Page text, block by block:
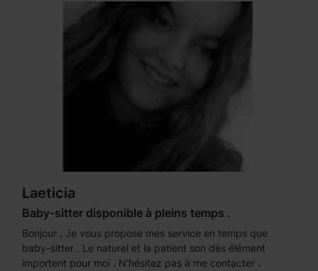
Laeticia
Baby-sitter disponible à pleins temps .
Bonjour , Je vous propose mes service en temps que
baby-sitter . Le naturel et la patient son dès élément
importent pour moi . N’hésitez pas à me contacter .